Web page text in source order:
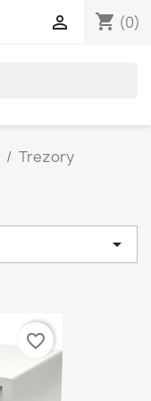
shopping_cart (0)

Trezory

favorite_border